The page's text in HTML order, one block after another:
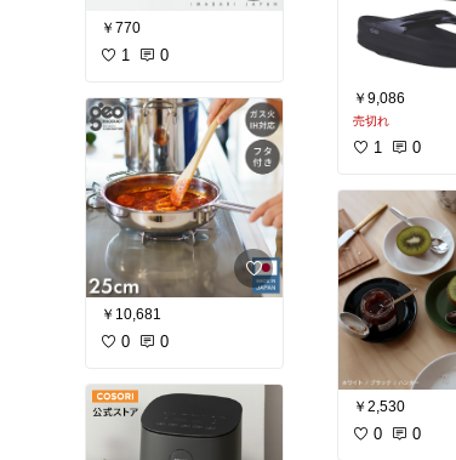
￥770
1 0
￥10,681
0 0
￥9,086
売切れ
1 0
￥2,530
0 0